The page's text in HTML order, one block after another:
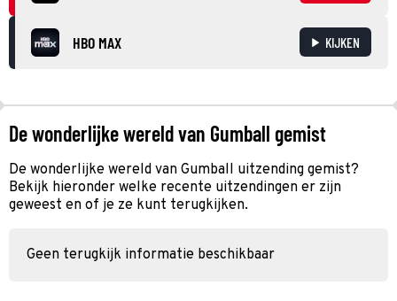
HBO MAX KIJKEN
De wonderlijke wereld van Gumball gemist
De wonderlijke wereld van Gumball uitzending gemist?
Bekijk hieronder welke recente uitzendingen er zijn
geweest en of je ze kunt terugkijken.
Geen terugkijk informatie beschikbaar